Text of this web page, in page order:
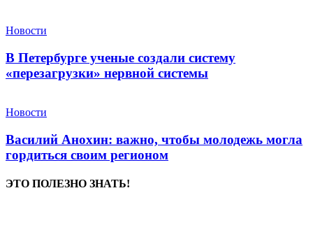
Новости
В Петербурге ученые создали систему
«перезагрузки» нервной системы
Новости
Василий Анохин: важно, чтобы молодежь могла
гордиться своим регионом
ЭТО ПОЛЕЗНО ЗНАТЬ!